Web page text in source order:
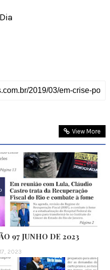
View More
97 JUNHO DE 2023
2023